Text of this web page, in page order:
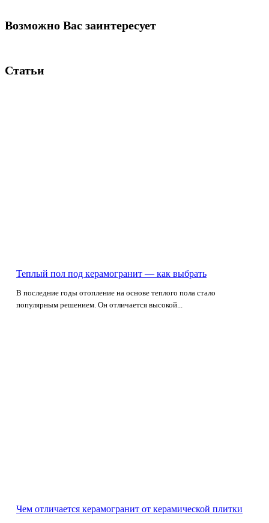
Возможно Вас заинтересует
Статьи
Теплый пол под керамогранит — как выбрать
В последние годы отопление на основе теплого пола стало
популярным решением. Он отличается высокой...
Чем отличается керамогранит от керамической плитки